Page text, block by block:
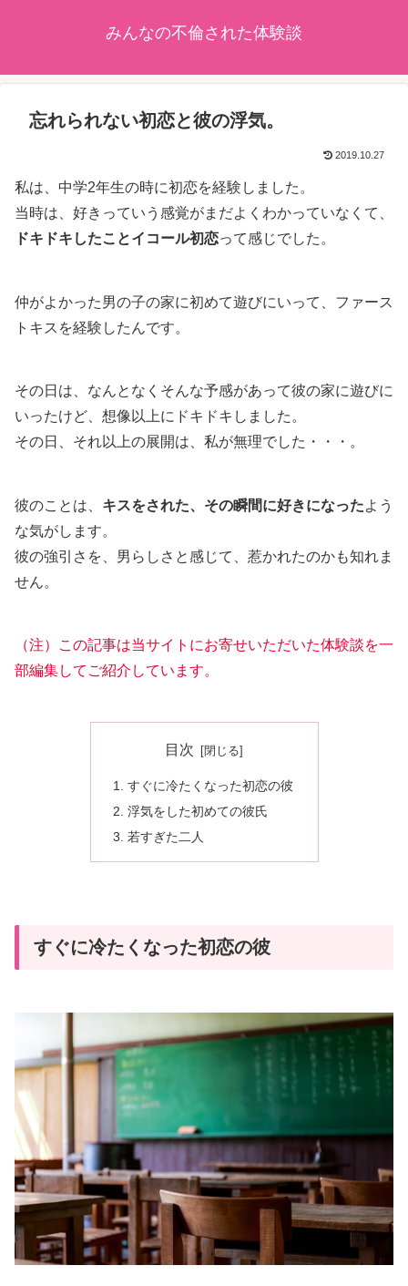
みんなの不倫された体験談
忘れられない初恋と彼の浮気。
2019.10.27
私は、中学2年生の時に初恋を経験しました。
当時は、好きっていう感覚がまだよくわかっていなくて、
ドキドキしたことイコール初恋って感じでした。
仲がよかった男の子の家に初めて遊びにいって、ファース
トキスを経験したんです。
その日は、なんとなくそんな予感があって彼の家に遊びに
いったけど、想像以上にドキドキしました。
その日、それ以上の展開は、私が無理でした・・・。
彼のことは、 キスをされた、その瞬間に好きになったよう
な気がします。
彼の強引さを、男らしさと感じて、惹かれたのかも知れま
せん。
（注）この記事は当サイトにお寄せいただいた体験談を一
部編集してご紹介しています。
目次
すぐに冷たくなった初恋の彼
浮気をした初めての彼氏
若すぎた二人
すぐに冷たくなった初恋の彼